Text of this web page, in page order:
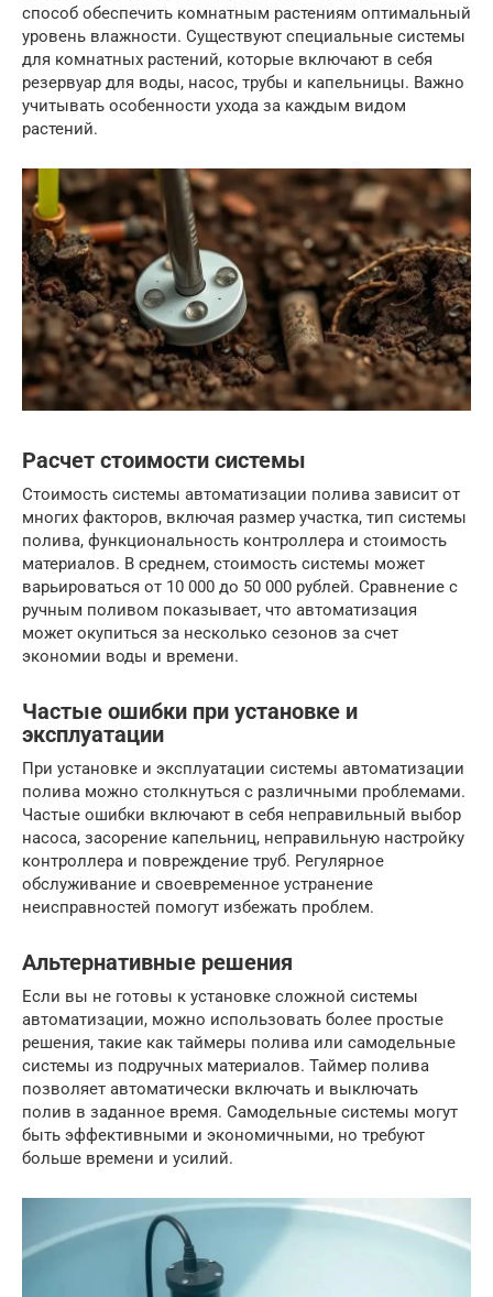
способ обеспечить комнатным растениям оптимальный
уровень влажности. Существуют специальные системы
для комнатных растений, которые включают в себя
резервуар для воды, насос, трубы и капельницы. Важно
учитывать особенности ухода за каждым видом
растений.
Расчет стоимости системы
Стоимость системы автоматизации полива зависит от
многих факторов, включая размер участка, тип системы
полива, функциональность контроллера и стоимость
материалов. В среднем, стоимость системы может
варьироваться от 10 000 до 50 000 рублей. Сравнение с
ручным поливом показывает, что автоматизация
может окупиться за несколько сезонов за счет
экономии воды и времени.
Частые ошибки при установке и
эксплуатации
При установке и эксплуатации системы автоматизации
полива можно столкнуться с различными проблемами.
Частые ошибки включают в себя неправильный выбор
насоса, засорение капельниц, неправильную настройку
контроллера и повреждение труб. Регулярное
обслуживание и своевременное устранение
неисправностей помогут избежать проблем.
Альтернативные решения
Если вы не готовы к установке сложной системы
автоматизации, можно использовать более простые
решения, такие как таймеры полива или самодельные
системы из подручных материалов. Таймер полива
позволяет автоматически включать и выключать
полив в заданное время. Самодельные системы могут
быть эффективными и экономичными, но требуют
больше времени и усилий.